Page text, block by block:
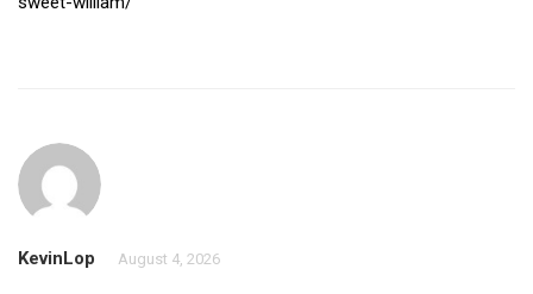
KevinLop August 4, 2026